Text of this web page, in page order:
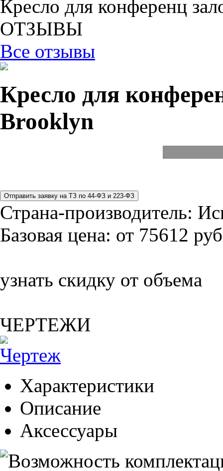
Кресло для конференц
ОТЗЫВЫ
Все отзывы
Кресло для
Brooklyn
Страна-производитель:
Базовая цена: от 75612
узнать скидку от объема
ЧЕРТЕЖИ
Характеристики
Описание
Аксессуары